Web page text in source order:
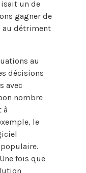
un de
gagner de
au détriment
au
décisions
avec
nombre
à
le
fois que